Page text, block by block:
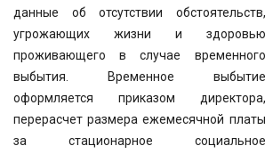
данные об отсутствии обстоятельств,
угрожающих жизни и здоровью
проживающего в случае временного
выбытия. Временное выбытие
оформляется приказом директора,
перерасчет размера ежемесячной платы
за стационарное социальное